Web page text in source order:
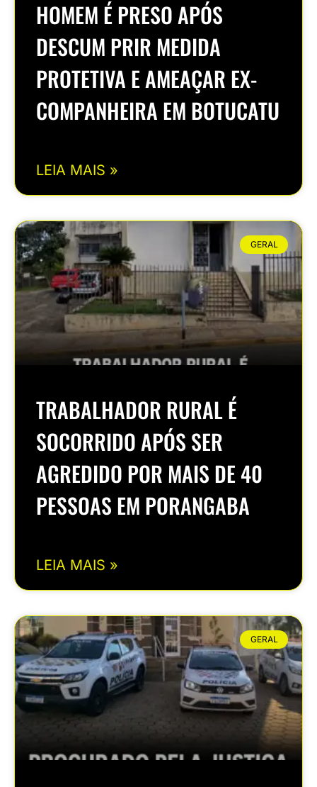
HOMEM É PRESO APÓS
DESCUM PRIR MEDIDA
PROTETIVA E AMEAÇAR EX-
COMPANHEIRA EM BOTUCATU
LEIA MAIS »
GERAL
TRABALHADOR RURAL É
SOCORRIDO APÓS SER
AGREDIDO POR MAIS DE 40
PESSOAS EM PORANGABA
LEIA MAIS »
GERAL